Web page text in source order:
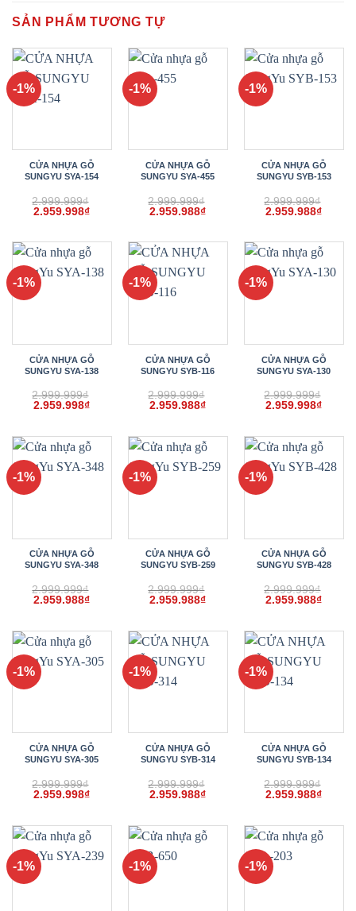
SẢN PHẨM TƯƠNG TỰ
-1%
CỬA NHỰA GỖ
SUNGYU SYA-154
2.999.999₫
Giá
2.999.999₫.
2.959.998₫Giá
là:
2.959.998₫.
-1%
CỬA NHỰA GỖ
SUNGYU SYA-455
2.999.999₫
Giá
2.999.999₫.
2.959.988₫Giá
là:
2.959.988₫.
-1%
CỬA NHỰA GỖ
SUNGYU SYB-153
2.999.999₫
Giá
2.999.999₫.
2.959.988₫Giá
là:
-1%
CỬA NHỰA GỖ
SUNGYU SYA-138
2.999.999₫
Giá
2.999.999₫.
2.959.998₫Giá
là:
2.959.998₫.
-1%
CỬA NHỰA GỖ
SUNGYU SYB-116
2.999.999₫
Giá
2.999.999₫.
2.959.988₫Giá
là:
2.959.988₫.
-1%
CỬA NHỰA GỖ
SUNGYU SYA-130
2.999.999₫
Giá
2.999.999₫.
2.959.998₫Giá
là:
-1%
CỬA NHỰA GỖ
SUNGYU SYA-348
2.999.999₫
Giá
2.999.999₫.
2.959.988₫Giá
là:
2.959.988₫.
-1%
CỬA NHỰA GỖ
SUNGYU SYB-259
2.999.999₫
Giá
2.999.999₫.
2.959.988₫Giá
là:
2.959.988₫.
-1%
CỬA NHỰA GỖ
SUNGYU SYB-428
2.999.999₫
Giá
2.999.999₫.
2.959.988₫Giá
là:
-1%
CỬA NHỰA GỖ
SUNGYU SYA-305
2.999.999₫
Giá
2.999.999₫.
2.959.998₫Giá
là:
2.959.998₫.
-1%
CỬA NHỰA GỖ
SUNGYU SYB-314
2.999.999₫
Giá
2.999.999₫.
2.959.988₫Giá
là:
2.959.988₫.
-1%
CỬA NHỰA GỖ
SUNGYU SYB-134
2.999.999₫
Giá
2.999.999₫.
2.959.988₫Giá
là:
-1% -1% -1%